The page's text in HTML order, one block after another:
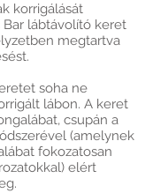
korrigálását
lábtávolító keret
megtartva
soha ne
lábon. A keret
csupán a
(amelynek
fokozatosan
elért